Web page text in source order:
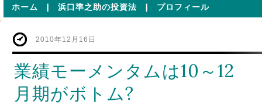
ホーム | 浜口準之助の投資法 | プロフィール
2010年12月16日
業績モーメンタムは10～12
月期がボトム?